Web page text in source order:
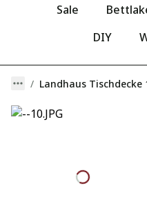
Sale
DIY
Landhaus